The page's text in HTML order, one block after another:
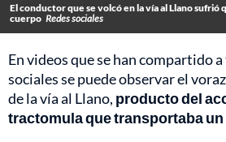
El conductor que se volcó en la vía al Llano sufrió
cuerpo Redes sociales
En videos que se han compartido
sociales se puede observar el
de la vía al Llano, producto del
tractomula que transportaba